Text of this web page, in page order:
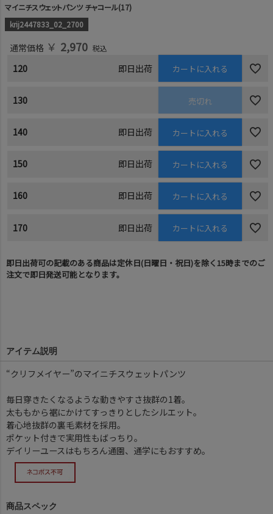
マイニチスウェットパンツ チャコール(17)
krij2447833_02_2700
通常価格 ￥ 2,970 税込
120 即日出荷 カートに入れる
130 売切れ
140 即日出荷 カートに入れる
150 即日出荷 カートに入れる
160 即日出荷 カートに入れる
170 即日出荷 カートに入れる
即日出荷可の記載のある商品は定休日(日曜日・祝日)を除く15時までのご
注文で即日発送可能となります。
アイテム説明
“クリフメイヤー”のマイニチスウェットパンツ
毎日穿きたくなるような動きやすさ抜群の1着。
太ももから裾にかけてすっきりとしたシルエット。
着心地抜群の裏毛素材を採用。
ポケット付きで実用性もばっちり。
デイリーユースはもちろん通園、通学にもおすすめ。
商品スペック